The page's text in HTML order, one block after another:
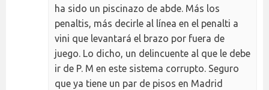
ha sido un piscinazo de abde. Más los
penaltis, más decirle al línea en el penalti a
vini que levantará el brazo por fuera de
juego. Lo dicho, un delincuente al que le debe
ir de P. M en este sistema corrupto. Seguro
que ya tiene un par de pisos en Madrid